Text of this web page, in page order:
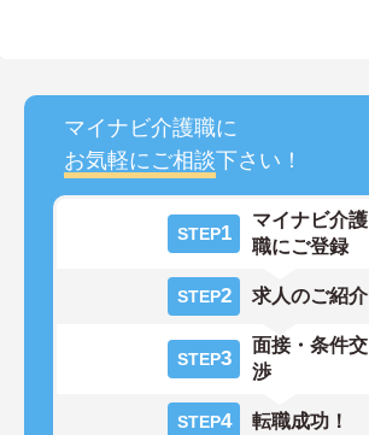
マイナビ介護職に
お気軽にご相談下さい！
STEP1
マイナビ介護
職にご登録
STEP2 求人のご紹介
STEP3
面接・条件交
渉
STEP4 転職成功！